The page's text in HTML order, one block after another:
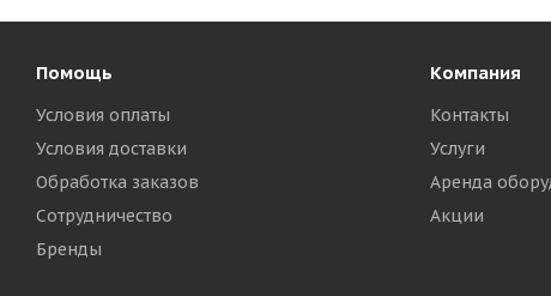
Помощь
Условия оплаты
Условия доставки
Обработка заказов
Сотрудничество
Бренды
Компания
Контакты
Услуги
Аренда
Акции